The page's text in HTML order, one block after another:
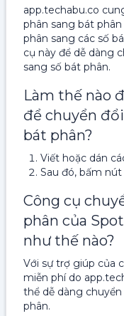
app.techabu.co
phân sang bát
phân sang các số
cụ này để dễ dàng
sang số bát phân.
Làm thế nào
để chuyển
bát phân?
Viết hoặc dán
Sau đó, bấm
Công cụ
phân của
như thế nào?
Với sự trợ giúp của
miễn phí do
thể dễ dàng
phân.